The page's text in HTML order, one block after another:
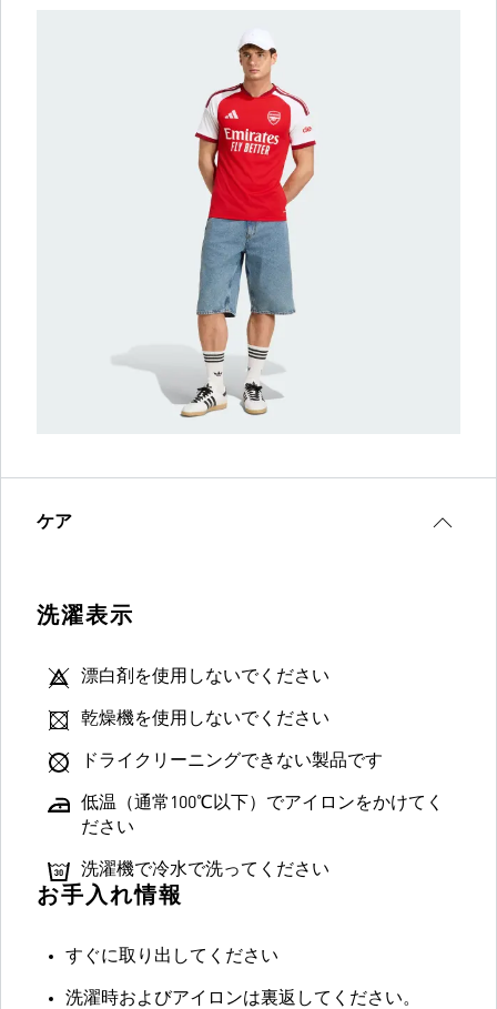
ケア
洗濯表示
漂白剤を使用しないでください
乾燥機を使用しないでください
ドライクリーニングできない製品です
低温（通常100℃以下）でアイロンをかけてく
ださい
洗濯機で冷水で洗ってください
お手入れ情報
すぐに取り出してください
洗濯時およびアイロンは裏返してください。